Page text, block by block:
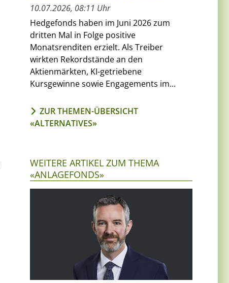
10.07.2026, 08:11 Uhr
Hedgefonds haben im Juni 2026 zum
dritten Mal in Folge positive
Monatsrenditen erzielt. Als Treiber
wirkten Rekordstände an den
Aktienmärkten, KI-getriebene
Kursgewinne sowie Engagements im...
ZUR THEMEN-ÜBERSICHT
«ALTERNATIVES»
WEITERE ARTIKEL ZUM THEMA
«ANLAGEFONDS»